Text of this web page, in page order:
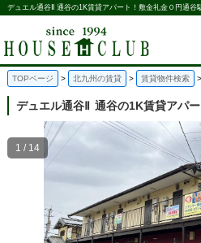
TOPページ 北九州の賃貸 賃貸物件検索
デュエル通谷Ⅱ 通谷の1K賃貸アパ
1 / 14